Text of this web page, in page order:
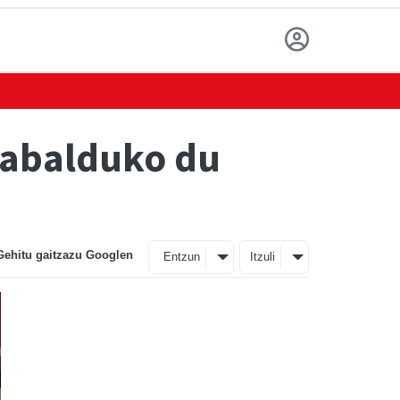
du
gaitzazu Googlen Entzun Itzuli